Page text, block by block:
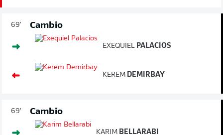
69' Cambio
EXEQUIEL PALACIOS
KEREM DEMIRBAY
69' Cambio
KARIM BELLARABI